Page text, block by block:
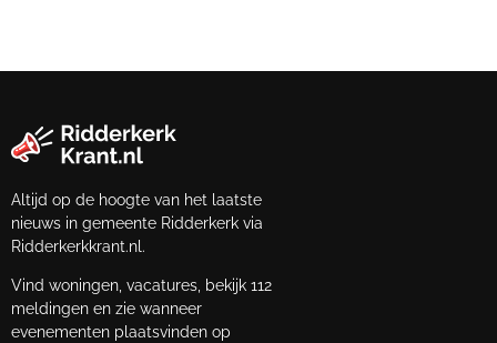
Altijd op de hoogte van het laatste
nieuws in gemeente Ridderkerk via
Ridderkerkkrant.nl.
Vind woningen, vacatures, bekijk 112
meldingen en zie wanneer
evenementen plaatsvinden op